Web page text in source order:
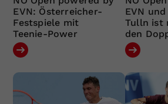
EVN: Österreicher-
Festspiele mit
Teenie-Power
EVN
Tulln ist
den